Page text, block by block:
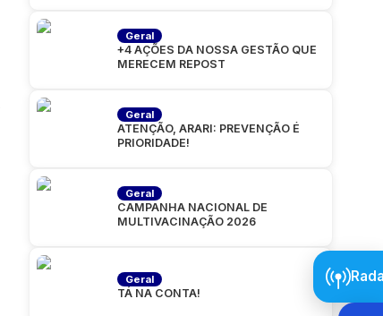
Geral
+4 AÇÕES DA NOSSA GESTÃO QUE
MERECEM REPOST
Geral
ATENÇÃO, ARARI: PREVENÇÃO É
PRIORIDADE!
Geral
CAMPANHA NACIONAL DE
MULTIVACINAÇÃO 2026
Geral
TÁ NA CONTA!